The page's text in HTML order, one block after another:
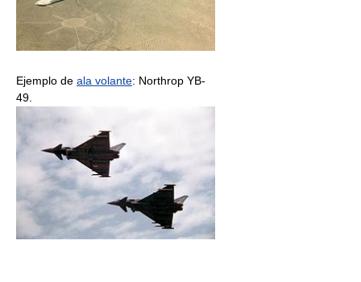
Ejemplo de ala volante: Northrop YB-
49.